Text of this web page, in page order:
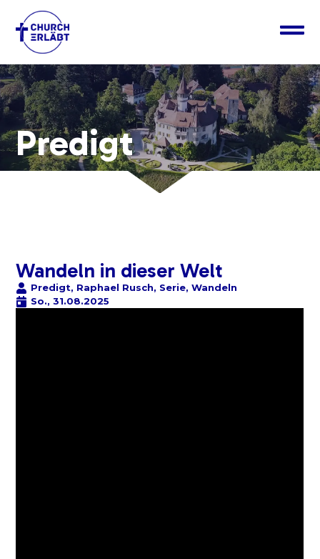
Predigt
Wandeln in dieser Welt
Predigt, Raphael Rusch, Serie,Wandeln
So., 31.08.2025